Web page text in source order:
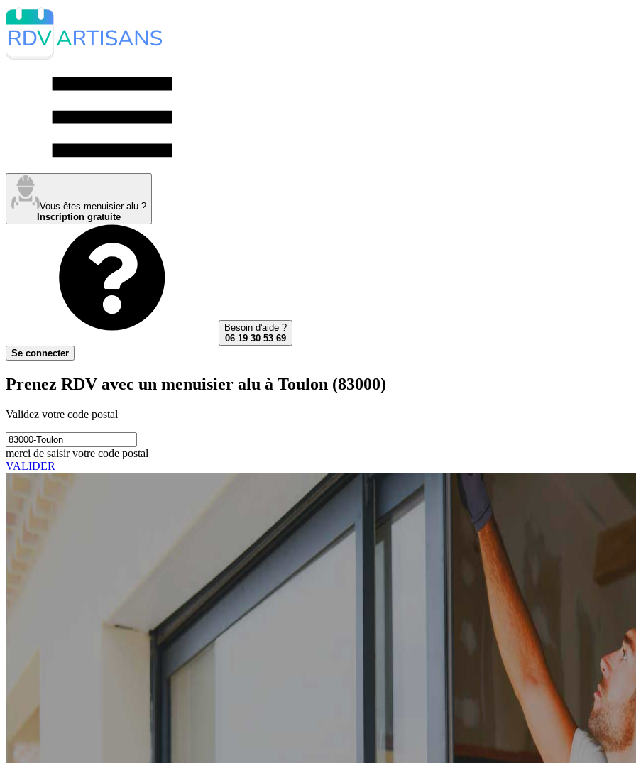
Vous êtes menuisier alu ?
Inscription gratuite
Besoin d'aide ?
06 19 30 53 69
Se connecter
Prenez RDV avec un menuisier alu à Toulon (83000)
Validez votre code postal
merci de saisir votre code postal
VALIDER